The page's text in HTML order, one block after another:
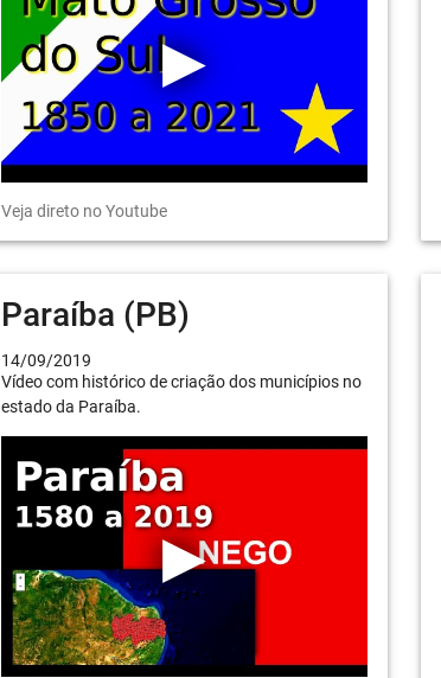
Veja direto no Youtube
Paraíba (PB)
14/09/2019
Vídeo com histórico de criação dos municípios no
estado da Paraíba.